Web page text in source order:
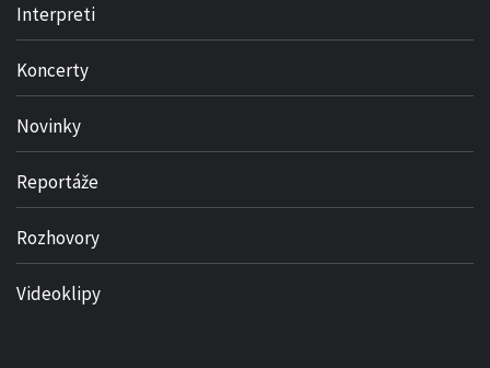
Interpreti
Koncerty
Novinky
Reportáže
Rozhovory
Videoklipy